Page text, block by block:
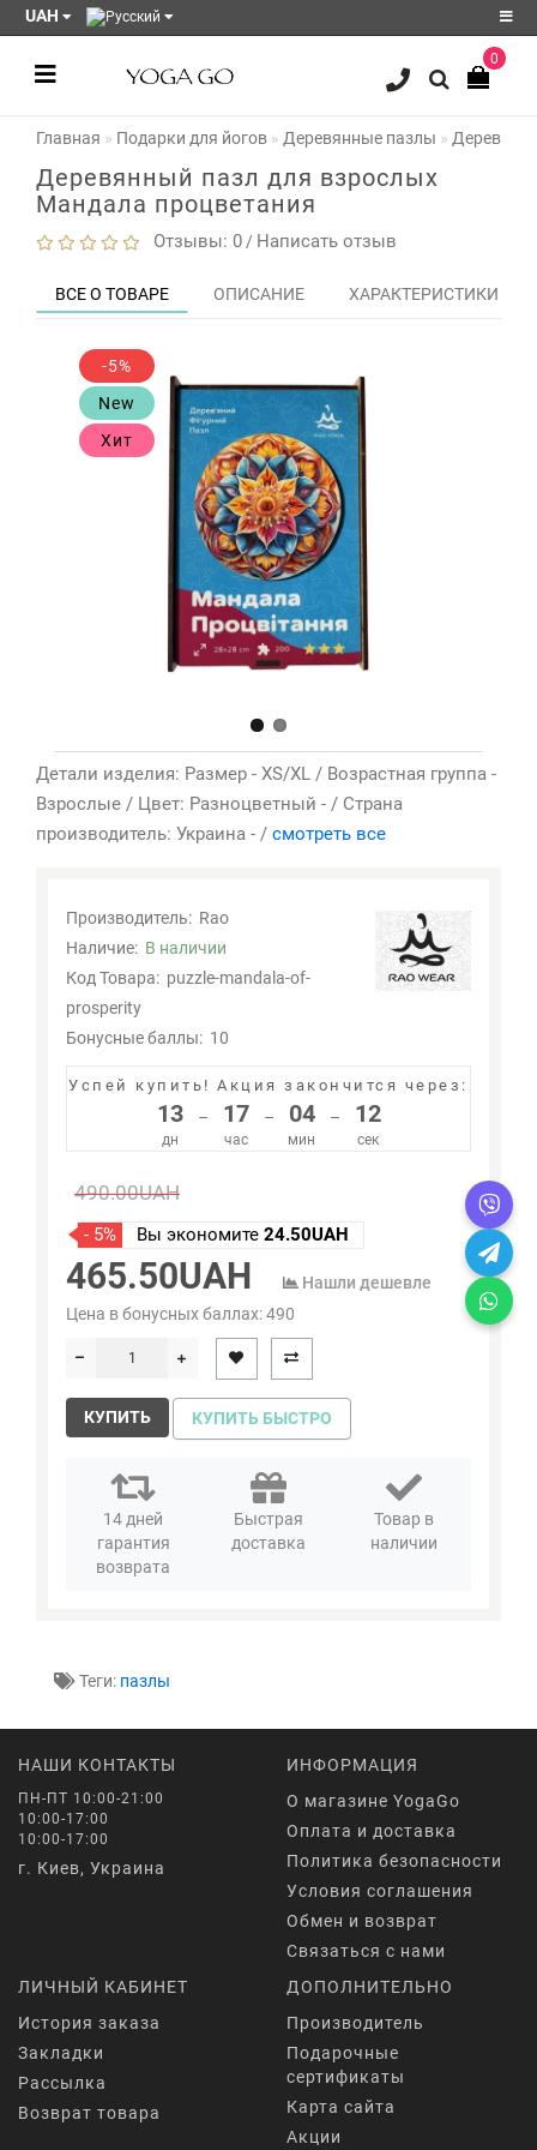
UAH
Регистрация
Авторизация
Акции
закладки0
0
Главная Подарки для йогов Деревянные пазлы
Деревянный пазл для взрослых
Мандала процветания
Отзывы: 0 / Написать отзыв
ВСЕ О ТОВАРЕ ОПИСАНИЕ ХАРАКТЕРИСТИКИ
-5%
New
Хит
Детали изделия: Размер - XS/XL / Возрастная группа -
Взрослые / Цвет: Разноцветный - / Страна
производитель: Украина - / смотреть все
Производитель: Rao
Наличие: В наличии
Код Товара: puzzle-mandala-of-
prosperity
Бонусные баллы: 10
Успей купить!Акция закончится через:
13
дн
– 17
час
– 04
мин
– 12
сек
490.00UAH
- 5% Вы экономите 24.50UAH
465.50UAH
Нашли дешевле
Цена в бонусных баллах:490
КУПИТЬ КУПИТЬ БЫСТРО
14 дней
гарантия
возврата
Быстрая
доставка
Товар в
наличии
Теги: пазлы
НАШИ КОНТАКТЫ
ПН-ПТ 10:00-21:00
10:00-17:00
10:00-17:00
г. Киев, Украина
ИНФОРМАЦИЯ
О магазине YogaGo
Оплата и доставка
Политика безопасности
Условия соглашения
Обмен и возврат
Связаться с нами
ЛИЧНЫЙ КАБИНЕТ
История заказа
Закладки
Рассылка
Возврат товара
ДОПОЛНИТЕЛЬНО
Производитель
Подарочные
сертификаты
Карта сайта
Акции